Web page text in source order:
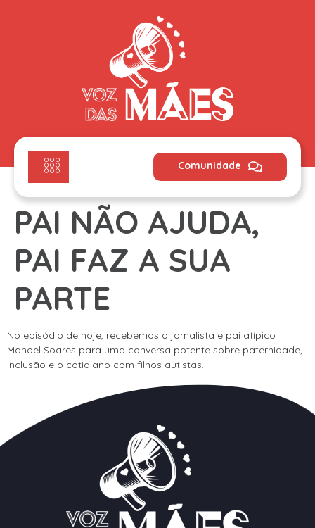
Comunidade
PAI NÃO AJUDA,
PAI FAZ A SUA
PARTE
No episódio de hoje, recebemos o jornalista e pai atípico
Manoel Soares para uma conversa potente sobre paternidade,
inclusão e o cotidiano com filhos autistas.